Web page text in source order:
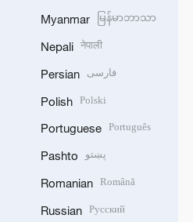
Myanmar မြန်မာဘာသာ
Nepali नेपाली
Persian فارسی
Polish Polski
Portuguese Português
Pashto پښتو
Romanian Română
Russian Русский